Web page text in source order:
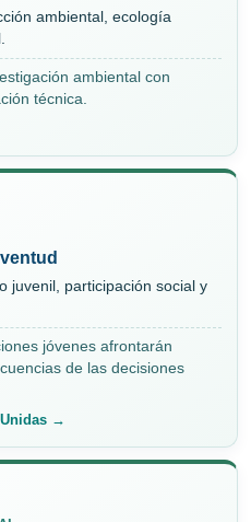
ambiental, ecología
ambiental con
técnica.
juvenil, participación social y
jóvenes afrontarán
de las decisiones
→